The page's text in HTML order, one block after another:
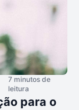
7 minutos de
leitura
para o